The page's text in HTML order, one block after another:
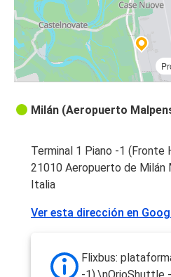
Milán (Aeropuerto
Terminal 1 Piano -1 (Fronte
21010 Aeropuerto de Milán
Italia
Ver esta dirección en
Flixbus: